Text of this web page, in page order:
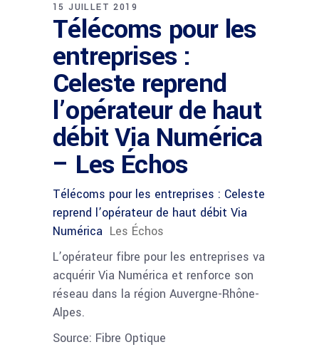
15 JUILLET 2019
Télécoms pour les
entreprises :
Celeste reprend
l’opérateur de haut
débit Via Numérica
– Les Échos
Télécoms pour les entreprises : Celeste
reprend l’opérateur de haut débit Via
Numérica Les Échos
L’opérateur fibre pour les entreprises va
acquérir Via Numérica et renforce son
réseau dans la région Auvergne-Rhône-
Alpes.
Source: Fibre Optique